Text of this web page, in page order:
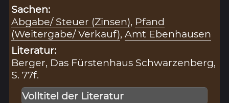
Sachen:
Abgabe/ Steuer (Zinsen), Pfand
(Weitergabe/ Verkauf),Amt Ebenhausen
Literatur:
Berger, Das Fürstenhaus Schwarzenberg,
S. 77f.
Volltitel der Literatur